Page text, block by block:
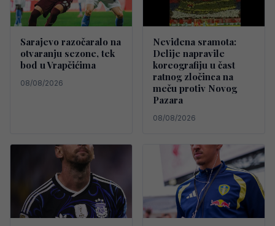
Sarajevo razočaralo na
otvaranju sezone, tek
bod u Vrapčićima
08/08/2026
Neviđena sramota:
Delije napravile
koreografiju u čast
ratnog zločinca na
meču protiv Novog
Pazara
08/08/2026